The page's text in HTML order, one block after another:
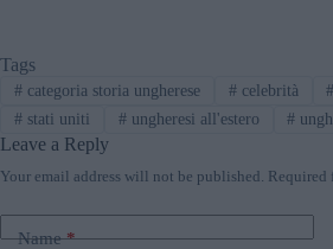
Tags
#categoria storia ungherese #celebrità #
#stati uniti #ungheresi all'estero #
Leave a Reply
Your email address will not be published. Required
Name*